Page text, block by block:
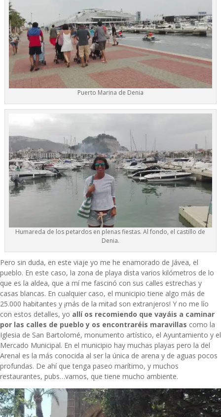
Puerto Marina de Denia
Humareda de los petardos en plenas fiestas. Al fondo, el castillo de
Denia.
Pero sin duda, en este viaje yo me he enamorado de Jávea, el
pueblo. En este caso, la zona de playa dista varios kilómetros de lo
que es la aldea, que a mí me fascinó con sus calles estrechas y
casas blancas. En cualquier caso, el municipio tiene algo más de
25.000 habitantes y ¡más de la mitad son extranjeros! Y no me lío
con estos detalles, yo allí os recomiendo que vayáis a caminar
por las calles de pueblo y os encontraréis maravillas como la
Iglesia de San Bartolomé, monumento artístico, el Ayuntamiento y el
Mercado Municipal. En el municipio hay muchas playas pero la del
Arenal es la más conocida al ser la única de arena y de aguas pocos
profundas. De ahí que tenga paseo marítimo, y muchos
restaurantes, pubs…vamos, que tiene mucho ambiente.